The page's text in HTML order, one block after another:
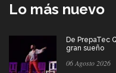
Lo más nuevo
De PrepaTec
gran sueño
06 Agosto 2026